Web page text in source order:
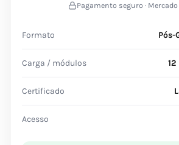
Pagamento seguro · Mercado
Formato Pós-
Carga / módulos
Certificado
Acesso